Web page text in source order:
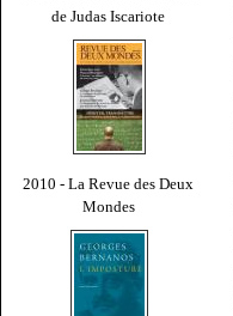
de Judas Iscariote
2010 - La Revue des Deux
Mondes